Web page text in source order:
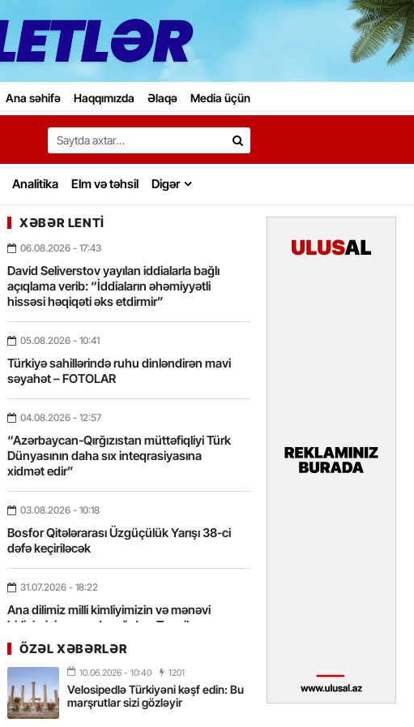
Ana səhifə Haqqımızda Əlaqə Media üçün
Search…
Analitika Elm və təhsil Digər
XƏBƏR LENTI
06.08.2026 - 17:43
David Seliverstov yayılan iddialarla bağlı
açıqlama verib: “İddiaların əhəmiyyətli
hissəsi həqiqəti əks etdirmir”
05.08.2026 - 10:41
Türkiyə sahillərində ruhu dinləndirən mavi
səyahət – FOTOLAR
04.08.2026 - 12:57
“Azərbaycan-Qırğızıstan müttəfiqliyi Türk
Dünyasının daha sıx inteqrasiyasına
xidmət edir”
03.08.2026 - 10:18
Bosfor Qitələrarası Üzgüçülük Yarışı 38-ci
dəfə keçiriləcək
31.07.2026 - 18:22
Ana dilimiz milli kimliyimizin və mənəvi
birliyimizin əsas dayağıdır – Tənzilə
Rüstəmxanlı
31.07.2026 - 16:58
Tarixin axarını yalnız böyük liderlər dəyişir
ÖZƏL XƏBƏRLƏR
10.06.2026 - 10:40 1201
Velosipedlə Türkiyəni kəşf edin: Bu
marşrutlar sizi gözləyir